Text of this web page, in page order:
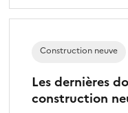
Les dernières
construction
Construction neuve